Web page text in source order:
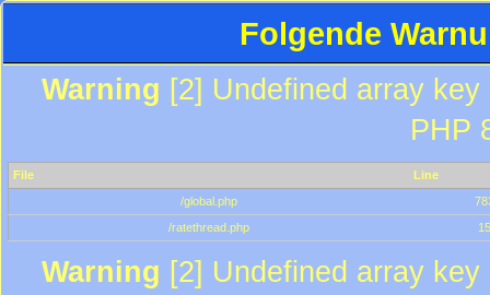
Folgende
Warning [2] Undefined array
PHP
File
Line
/global.php
/ratethread.php
15
Warning [2] Undefined array